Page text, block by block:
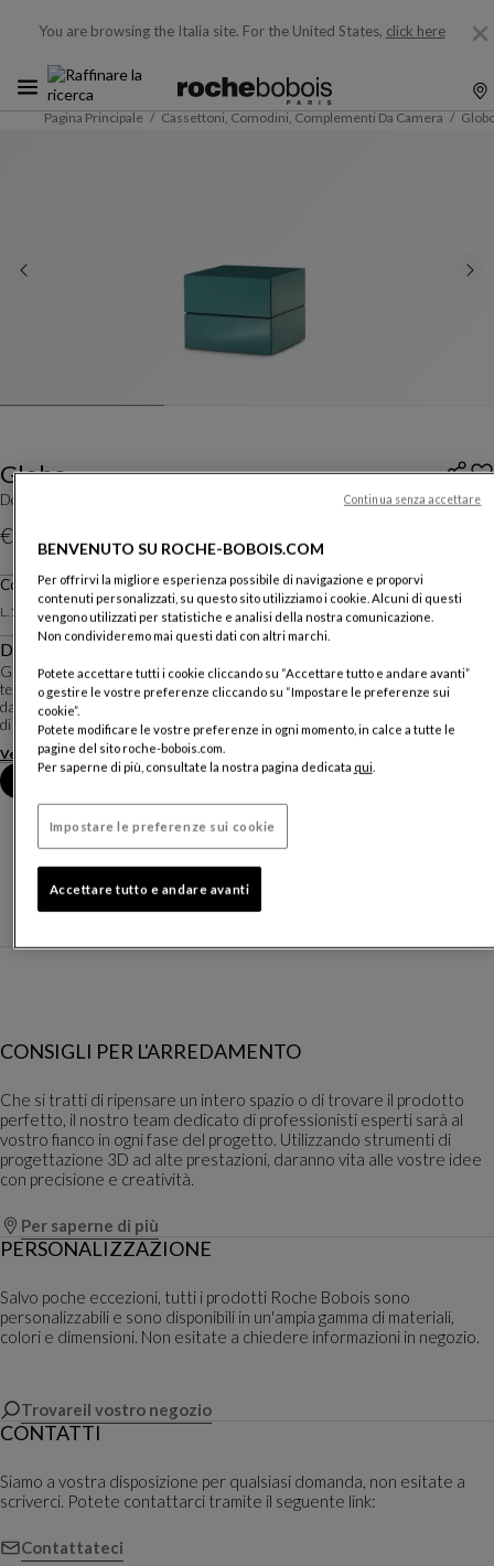
You are browsing the Italia site. For the United States, click here
Pagina Principale Cassettoni, Comodini, Complementi Da Camera
Globo
Design
€ 1.310
Prezzo valevole in Italia, escluse spese di consegna
Comodino
L. 50 X H. 42 X P. 48 Cm
Altre dimensioni
Descrizione
Globo è una collezione completa di mobili contenitori, grafici e funzionali al
tempo stesso. Si caratterizza dal ritmo orizzontale dei suoi fronti, sottolineati
da accentuate fughe tra le parti apribili. Può essere rivestita con vetro laccato
di dive...
Vedere di più Scaricare la scheda tecnica
CONSIGLI PER L'ARREDAMENTO
Che si tratti di ripensare un intero spazio o di trovare il prodotto
perfetto, il nostro team dedicato di professionisti esperti sarà al
vostro fianco in ogni fase del progetto. Utilizzando strumenti di
progettazione 3D ad alte prestazioni, daranno vita alle vostre idee
con precisione e creatività.
Per saperne di più
PERSONALIZZAZIONE
Salvo poche eccezioni, tutti i prodotti Roche Bobois sono
personalizzabili e sono disponibili in un'ampia gamma di materiali,
colori e dimensioni. Non esitate a chiedere informazioni in negozio.
Trovareil vostro negozio
CONTATTI
Siamo a vostra disposizione per qualsiasi domanda, non esitate a
scriverci. Potete contattarci tramite il seguente link:
Contattateci
BENVENUTO SU ROCHE-BOBOIS.COM
Per offrirvi la migliore esperienza possibile di navigazione e proporvi
contenuti personalizzati, su questo sito utilizziamo i cookie. Alcuni di questi
vengono utilizzati per statistiche e analisi della nostra comunicazione.
Non condivideremo mai questi dati con altri marchi.
Potete accettare tutti i cookie cliccando su “Accettare tutto e andare avanti”
o gestire le vostre preferenze cliccando su “Impostare le preferenze sui
cookie”.
Potete modificare le vostre preferenze in ogni momento, in calce a tutte le
pagine del sito roche-bobois.com.
Per saperne di più, consultate la nostra pagina dedicata qui.
Impostare le preferenze sui cookie
Accettare tutto e andare avanti
Continua senza accettare